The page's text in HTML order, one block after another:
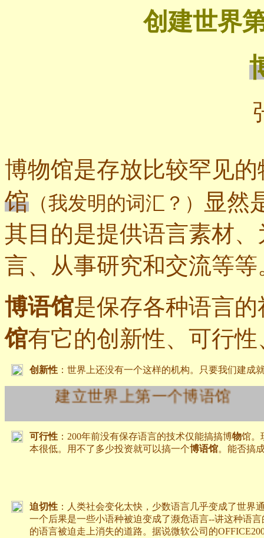
创建世界
博物馆是存放比较罕见
馆 （我发明的词汇？）
显然
其目的是提供语言素材
言、从事研究和交流等等
博语馆是保存各种语言
馆有它的创新性、可行
创新性 ：世界上还没有一个这样的机构。只要我们建成
建立世界上第一个博语馆
可行性 ：200年前没有保存语言的技术仅能搞搞博物馆。
本很低。用不了多少投资就可以搞一个博语馆。能否搞
迫切性 ：人类社会变化太快，少数语言几乎变成了世
一个后果是一些小语种被迫变成了濒危语言--讲这种语
的语言被迫走上消失的道路。据说微软公司的